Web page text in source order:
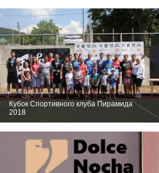
Кубок Спортивного клуба Пирамида
2018